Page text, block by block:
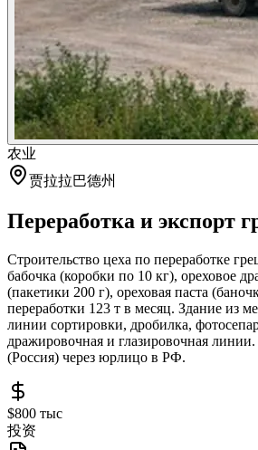
农业
贾拉拉巴德州
Переработка и экспорт
Строительство цеха по переработке
бабочка (коробки по 10 кг), ореховое
(пакетики 200 г), ореховая паста
переработки 123 т в месяц. Здание из
линии сортировки, дробилка,
дражировочная и глазировочная
(Россия) через юрлицо в РФ.
$800 тыс
投资